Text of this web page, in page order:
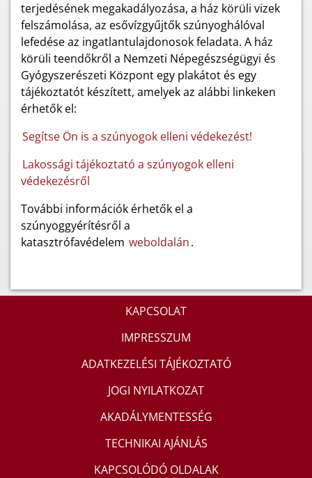
terjedésének megakadályozása, a ház körüli vizek
felszámolása, az esővízgyűjtők szúnyoghálóval
lefedése az ingatlantulajdonosok feladata. A ház
körüli teendőkről a Nemzeti Népegészségügyi és
Gyógyszerészeti Központ egy plakátot és egy
tájékoztatót készített, amelyek az alábbi linkeken
érhetők el:
Segítse Ön is a szúnyogok elleni védekezést!
Lakossági tájékoztató a szúnyogok elleni
védekezésről
További információk érhetők el a
szúnyoggyérítésről a
katasztrófavédelem weboldalán.
KAPCSOLAT
IMPRESSZUM
ADATKEZELÉSI TÁJÉKOZTATÓ
JOGI NYILATKOZAT
AKADÁLYMENTESSÉG
TECHNIKAI AJÁNLÁS
KAPCSOLÓDÓ OLDALAK